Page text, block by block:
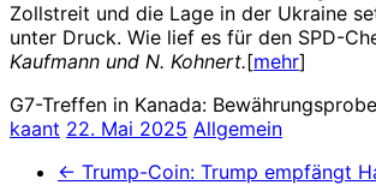
Zollstreit und die Lage in der Ukraine
unter Druck. Wie lief es für den SPD-
Kaufmann und N. Kohnert.[mehr]
G7-Treffen in Kanada:
kaant 22. Mai 2025 Allgemein
← Trump-Coin: Trump empfängt